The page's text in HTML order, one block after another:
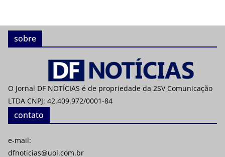
sobre
O Jornal DF NOTÍCIAS é de propriedade da 2SV Comunicação
LTDA CNPJ: 42.409.972/0001-84
contato
e-mail:
dfnoticias@uol.com.br